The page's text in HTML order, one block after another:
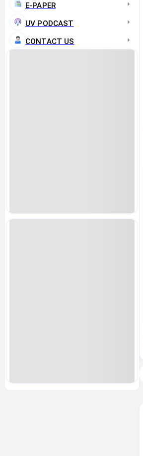
E-PAPER
UV PODCAST
CONTACT US